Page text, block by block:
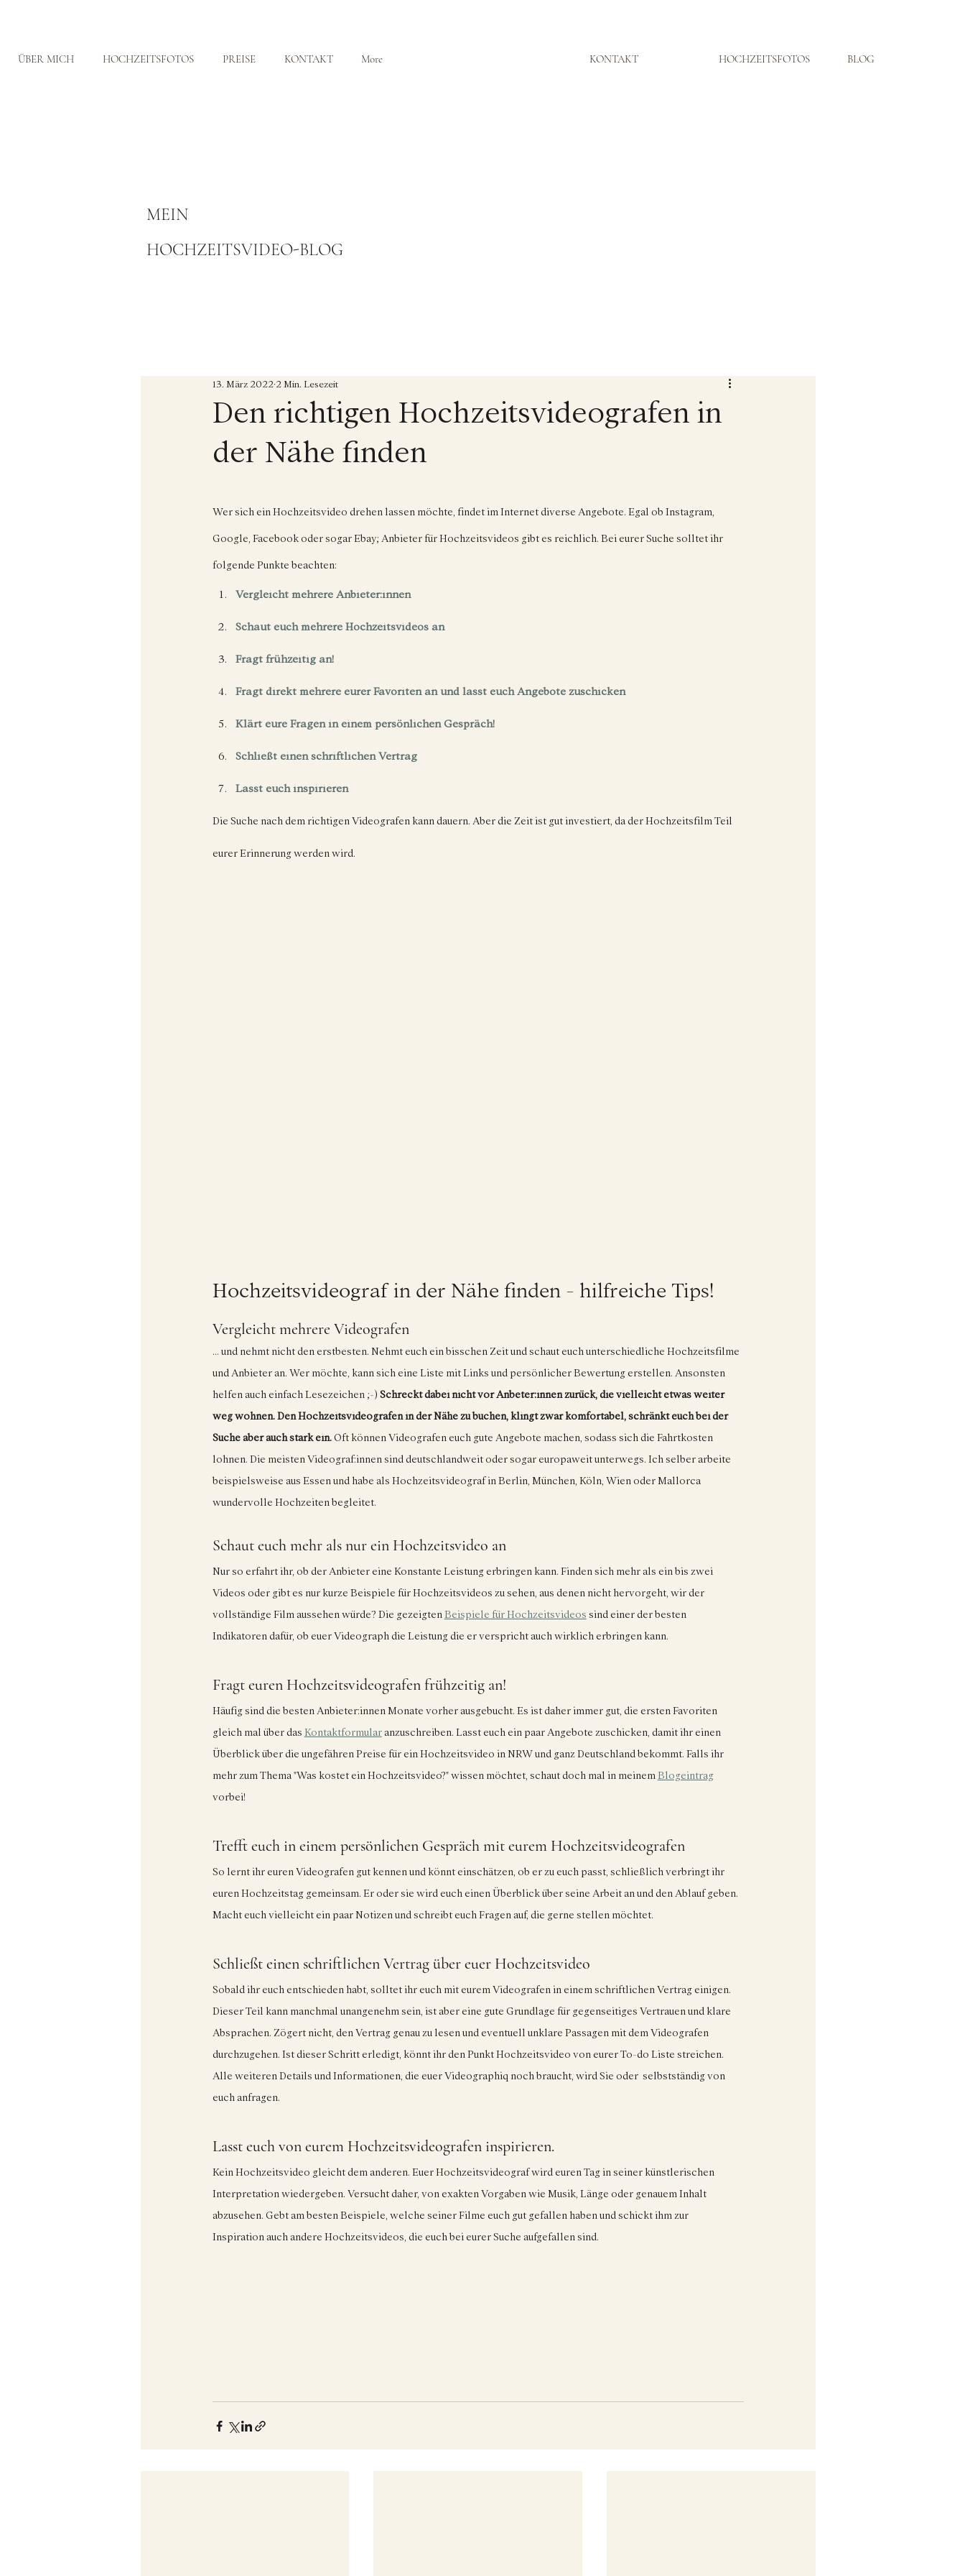
ÜBER MICH HOCHZEITSFOTOS PREISE KONTAKT More KONTAKT HOCHZEITSFOTOS BLOG
MEIN
HOCHZEITSVIDEO-BLOG
Den richtigen Hochzeitsvideografen in
der Nähe finden
13. März 2022 2 Min. Lesezeit
Wer sich ein Hochzeitsvideo drehen lassen möchte, findet im Internet diverse Angebote. Egal ob Instagram,
Google, Facebook oder sogar Ebay; Anbieter für Hochzeitsvideos gibt es reichlich. Bei eurer Suche solltet ihr
folgende Punkte beachten:
Vergleicht mehrere Anbieter:innen
Schaut euch mehrere Hochzeitsvideos an
Fragt frühzeitig an!
Fragt direkt mehrere eurer Favoriten an und lasst euch Angebote zuschicken
Klärt eure Fragen in einem persönlichen Gespräch!
Schließt einen schriftlichen Vertrag
Lasst euch inspirieren
Die Suche nach dem richtigen Videografen kann dauern. Aber die Zeit ist gut investiert, da der Hochzeitsfilm Teil
eurer Erinnerung werden wird.
Hochzeitsvideograf in der Nähe finden - hilfreiche Tips!
Vergleicht mehrere Videografen
... und nehmt nicht den erstbesten. Nehmt euch ein bisschen Zeit und schaut euch unterschiedliche Hochzeitsfilme
und Anbieter an. Wer möchte, kann sich eine Liste mit Links und persönlicher Bewertung erstellen. Ansonsten
helfen auch einfach Lesezeichen ;-) Schreckt dabei nicht vor Anbeter:innen zurück, die vielleicht etwas weiter
weg wohnen. Den Hochzeitsvideografen in der Nähe zu buchen, klingt zwar komfortabel, schränkt euch bei der
Suche aber auch stark ein. Oft können Videografen euch gute Angebote machen, sodass sich die Fahrtkosten
lohnen. Die meisten Videograf:innen sind deutschlandweit oder sogar europaweit unterwegs. Ich selber arbeite
beispielsweise aus Essen und habe als Hochzeitsvideograf in Berlin, München, Köln, Wien oder Mallorca
wundervolle Hochzeiten begleitet.
Schaut euch mehr als nur ein Hochzeitsvideo an
Nur so erfahrt ihr, ob der Anbieter eine Konstante Leistung erbringen kann. Finden sich mehr als ein bis zwei
Videos oder gibt es nur kurze Beispiele für Hochzeitsvideos zu sehen, aus denen nicht hervorgeht, wir der
vollständige Film aussehen würde? Die gezeigten Beispiele für Hochzeitsvideos sind einer der besten
Indikatoren dafür, ob euer Videograph die Leistung die er verspricht auch wirklich erbringen kann.
Fragt euren Hochzeitsvideografen frühzeitig an!
Häufig sind die besten Anbieter:innen Monate vorher ausgebucht. Es ist daher immer gut, die ersten Favoriten
gleich mal über das Kontaktformular anzuschreiben. Lasst euch ein paar Angebote zuschicken, damit ihr einen
Überblick über die ungefähren Preise für ein Hochzeitsvideo in NRW und ganz Deutschland bekommt. Falls ihr
mehr zum Thema "Was kostet ein Hochzeitsvideo?" wissen möchtet, schaut doch mal in meinem Blogeintrag
vorbei!
Trefft euch in einem persönlichen Gespräch mit eurem Hochzeitsvideografen
So lernt ihr euren Videografen gut kennen und könnt einschätzen, ob er zu euch passt, schließlich verbringt ihr
euren Hochzeitstag gemeinsam. Er oder sie wird euch einen Überblick über seine Arbeit an und den Ablauf geben.
Macht euch vielleicht ein paar Notizen und schreibt euch Fragen auf, die gerne stellen möchtet.
Schließt einen schriftlichen Vertrag über euer Hochzeitsvideo
Sobald ihr euch entschieden habt, solltet ihr euch mit eurem Videografen in einem schriftlichen Vertrag einigen.
Dieser Teil kann manchmal unangenehm sein, ist aber eine gute Grundlage für gegenseitiges Vertrauen und klare
Absprachen. Zögert nicht, den Vertrag genau zu lesen und eventuell unklare Passagen mit dem Videografen
durchzugehen. Ist dieser Schritt erledigt, könnt ihr den Punkt Hochzeitsvideo von eurer To-do Liste streichen.
Alle weiteren Details und Informationen, die euer Videographiq noch braucht, wird Sie oder  selbstständig von
euch anfragen.
Lasst euch von eurem Hochzeitsvideografen inspirieren.
Kein Hochzeitsvideo gleicht dem anderen. Euer Hochzeitsvideograf wird euren Tag in seiner künstlerischen
Interpretation wiedergeben. Versucht daher, von exakten Vorgaben wie Musik, Länge oder genauem Inhalt
abzusehen. Gebt am besten Beispiele, welche seiner Filme euch gut gefallen haben und schickt ihm zur
Inspiration auch andere Hochzeitsvideos, die euch bei eurer Suche aufgefallen sind.